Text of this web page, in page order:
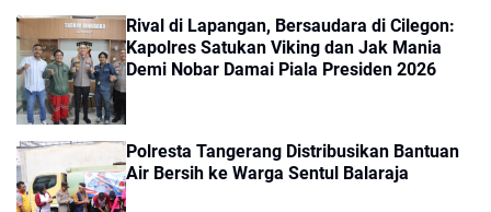
Rival di Lapangan, Bersaudara di Cilegon:
Kapolres Satukan Viking dan Jak Mania
Demi Nobar Damai Piala Presiden 2026
Polresta Tangerang Distribusikan Bantuan
Air Bersih ke Warga Sentul Balaraja